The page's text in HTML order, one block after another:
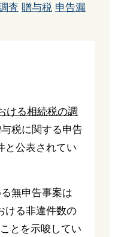
査 贈与税 申告漏
ける相続税の調
税に関する申告
と公表されてい
無申告事案は
ける非違件数の
とを示唆してい